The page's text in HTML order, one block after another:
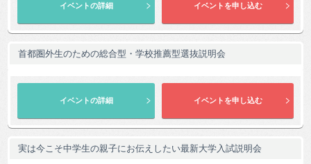
首都圏外生のための総合型・学校推薦型選抜説明会
実は今こそ中学生の親子にお伝えしたい最新大学入試説明会